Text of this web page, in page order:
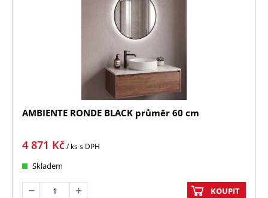
AMBIENTE RONDE BLACK průměr 60 cm
4 871 Kč/ kss DPH
Skladem
KOUPIT